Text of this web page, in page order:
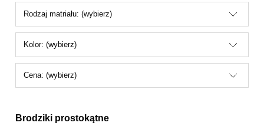
Rodzaj matriału: (wybierz)
Kolor: (wybierz)
Cena: (wybierz)
Brodziki prostokątne